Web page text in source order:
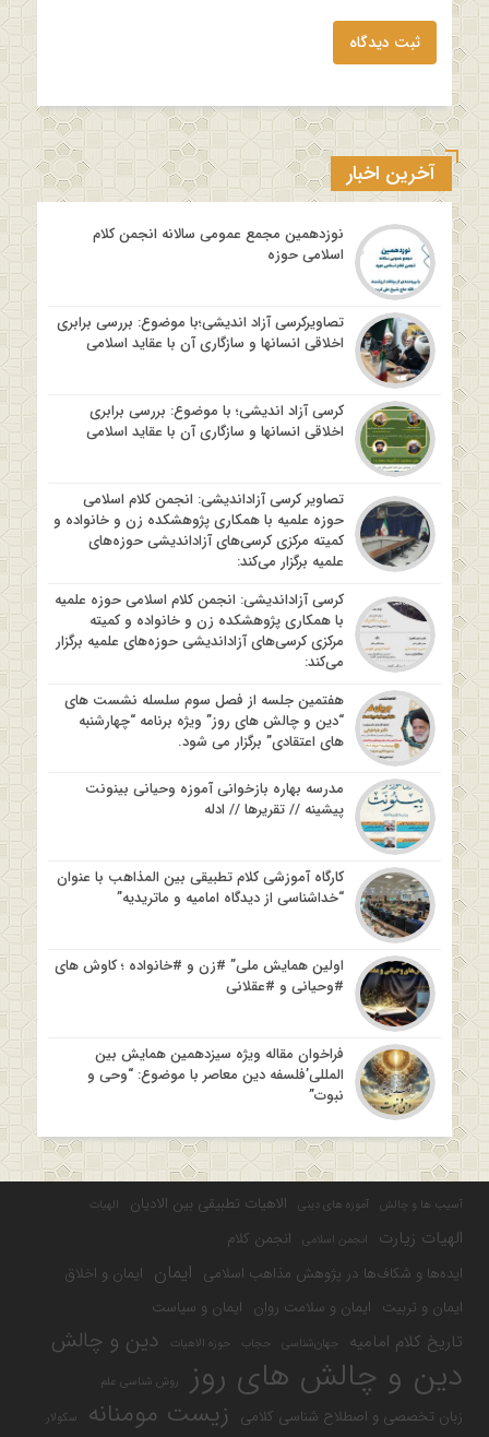
ثبت دیدگاه
آخرین اخبار
نوزدهمین مجمع عمومی سالانه انجمن کلام
اسلامی حوزه
تصاویرکرسی آزاد اندیشی؛با موضوع: بررسی برابری
اخلاقی انسانها و سازگاری آن با عقاید اسلامی
کرسی آزاد اندیشی؛ با موضوع: بررسی برابری
اخلاقی انسانها و سازگاری آن با عقاید اسلامی
تصاویر کرسی آزاداندیشی: انجمن کلام اسلامی
حوزه علمیه با همکاری پژوهشکده زن و خانواده و
کمیته مرکزی کرسی‌های آزاداندیشی حوزه‌های
علمیه برگزار می‌کند:
کرسی آزاداندیشی: انجمن کلام اسلامی حوزه علمیه
با همکاری پژوهشکده زن و خانواده و کمیته
مرکزی کرسی‌های آزاداندیشی حوزه‌های علمیه برگزار
می‌کند:
هفتمین جلسه از فصل سوم سلسله نشست های
“دین و چالش های روز” ویژه برنامه “چهارشنبه
های اعتقادی” برگزار می شود.
مدرسه بهاره بازخوانی آموزه وحیانی بینونت
پیشینه // تقریرها // ادله
کارگاه آموزشی کلام تطبیقی بین المذاهب با عنوان
“خداشناسی از دیدگاه امامیه و ماتریدیه”
اولین همایش ملی” #زن و #خانواده ؛ کاوش های
#وحیانی و #عقلانی
فراخوان مقاله ویژه سیزدهمین همایش بین
المللی’فلسفه دین معاصر با موضوع: “وحی و
نبوت”
آسیب ها و چالش آموزه های دینی الاهیات تطبیقی بین الادیان الهیات
الهیات زیارت انجمن اسلامی
انجمن کلام
ایده‌ها و شکاف‌ها در پژوهش مذاهب اسلامی ایمان ایمان و اخلاق
ایمان و تربیت ایمان و سلامت روان ایمان و سیاست
تاریخ کلام امامیه جهان‌شناسی حجاب حوزه الاهیات دین و چالش
دین و چالش های روز روش شناسی علم
زبان تخصصی و اصطلاح شناسی کلامی زیست مومنانه سکولار